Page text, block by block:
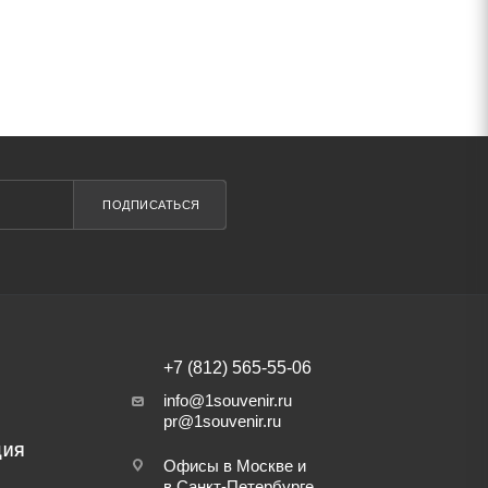
ПОДПИСАТЬСЯ
+7 (812) 565-55-06
info@1souvenir.ru
pr@1souvenir.ru
Офисы в Москве и